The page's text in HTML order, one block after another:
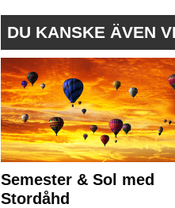
DU KANSKE ÄVEN
Semester & Sol med
Stordåhd